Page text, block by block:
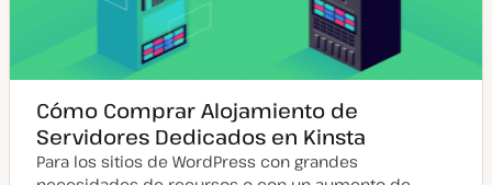
z
a
a
Cómo Comprar Alojamiento de
Servidores Dedicados en Kinsta
Para los sitios de WordPress con grandes